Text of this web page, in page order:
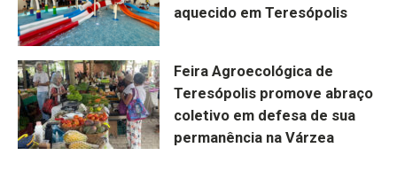
aquecido em Teresópolis
Feira Agroecológica de
Teresópolis promove abraço
coletivo em defesa de sua
permanência na Várzea